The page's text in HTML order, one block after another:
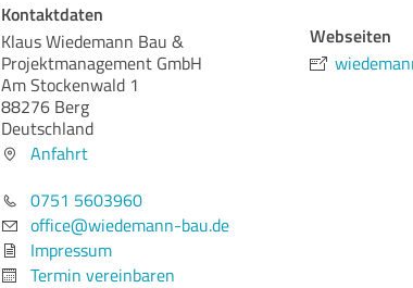
Kontaktdaten
Klaus Wiedemann Bau &
Projektmanagement GmbH
Am Stockenwald 1
88276 Berg
Deutschland
Anfahrt
0751 5603960
office@wiedemann-bau.de
Impressum
Termin vereinbaren
Webseiten